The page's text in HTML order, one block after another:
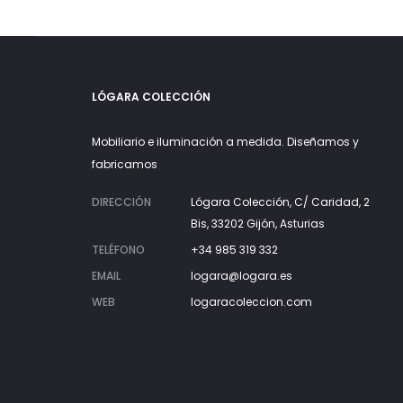
LÓGARA COLECCIÓN
Mobiliario e iluminación a medida. Diseñamos y
fabricamos
DIRECCIÓN
Lógara Colección, C/ Caridad, 2
Bis, 33202 Gijón, Asturias
TELÉFONO
+34 985 319 332
EMAIL
logara@logara.es
WEB
logaracoleccion.com